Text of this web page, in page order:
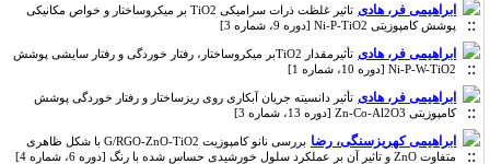
ابراهیمی فر، هادی
تاثیر غلظت ذرات سرامیکی TiO2 بر میکروساختار و خواص مکانیکی
پوشش کامپوزیتی Ni-P-TiO2 [دوره 9، شماره 3]
ابراهیمی فر، هادی
تأثیرمقدار TiO2بر میکروساختار، رفتار خوردگی و رفتار سایشی پوشش
Ni-P-W-TiO2 [دوره 10، شماره 1]
ابراهیمی فر، هادی تأثیر دانسیته جریان آبکاری روی ریزساختار و رفتار خوردگی پوشش
کامپوزیتی Zn-Co-Al2O3 [دوره 13، شماره 3]
ابراهیمی کهریزسنگی، رضا
بررسی نانو کامپوزیت G/RGO-ZnO-TiO2 با شکل ظاهری
متفاوت ZnO و تاثیر آن بر عملکرد سلول خورشیدی حساس شده با رنگ [دوره 6، شماره 4]